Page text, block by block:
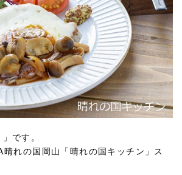
です。
晴れの国岡山「晴れの国キッチン」ス